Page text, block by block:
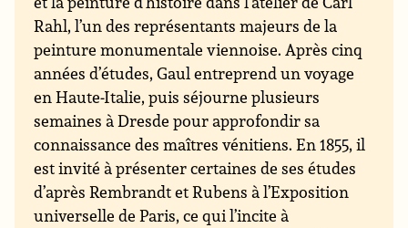
Rahl, l’un des représentants majeurs de la
peinture monumentale viennoise. Après cinq
années d’études, Gaul entreprend un voyage
en Haute-Italie, puis séjourne plusieurs
semaines à Dresde pour approfondir sa
connaissance des maîtres vénitiens. En 1855, il
est invité à présenter certaines de ses études
d’après Rembrandt et Rubens à l’Exposition
universelle de Paris, ce qui l’incite à